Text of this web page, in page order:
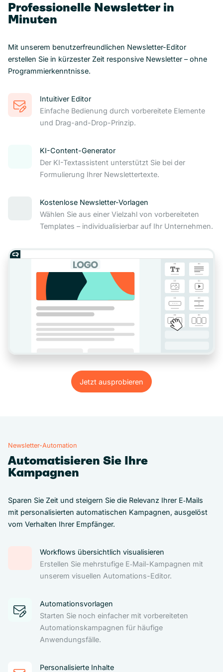
Jetzt ausprobieren
Jetzt ausprobieren
Professionelle Newsletter in
Minuten
Mit unserem benutzerfreundlichen Newsletter-Editor
erstellen Sie in kürzester Zeit responsive Newsletter – ohne
Programmierkenntnisse.
Intuitiver Editor
Einfache Bedienung durch vorbereitete Elemente
und Drag-and-Drop-Prinzip.
KI-Content-Generator
Der KI-Textassistent unterstützt Sie bei der
Formulierung Ihrer Newslettertexte.
Kostenlose Newsletter-Vorlagen
Wählen Sie aus einer Vielzahl von vorbereiteten
Templates – individualisierbar auf Ihr Unternehmen.
Newsletter-Automation
Automatisieren Sie Ihre
Kampagnen
Sparen Sie Zeit und steigern Sie die Relevanz Ihrer E‑Mails
mit personalisierten automatischen Kampagnen, ausgelöst
vom Verhalten Ihrer Empfänger.
Workflows übersichtlich visualisieren
Erstellen Sie mehrstufige E‑Mail-Kampagnen mit
unserem visuellen Automations-Editor.
Automationsvorlagen
Starten Sie noch einfacher mit vorbereiteten
Automationskampagnen für häufige
Anwendungsfälle.
Personalisierte Inhalte